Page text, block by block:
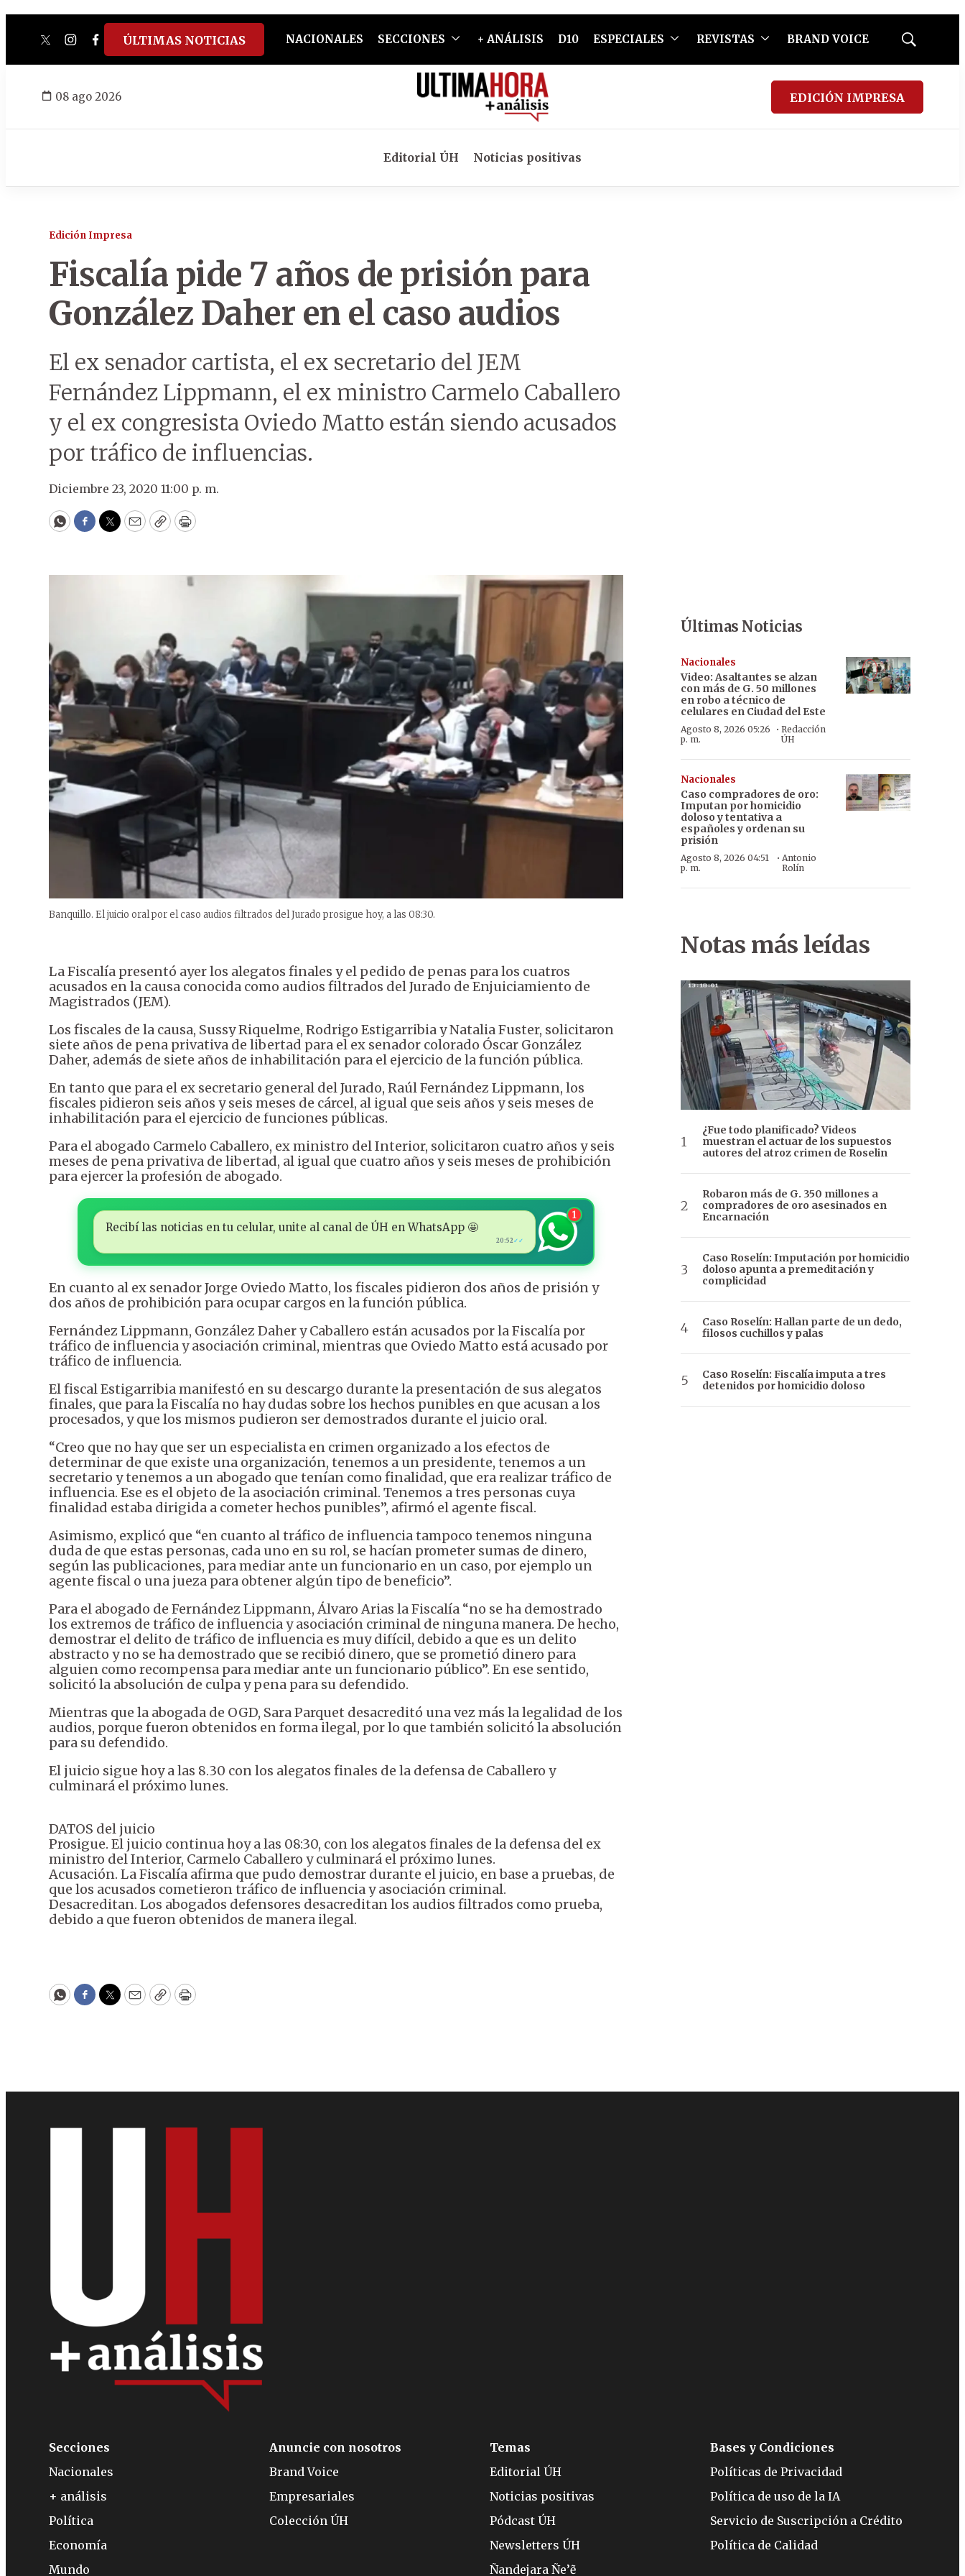
twitterinstagram
facebook
tiktokyoutube
spotify
ÚLTIMAS NOTICIAS NACIONALES SECCIONES + ANÁLISIS D10 ESPECIALES REVISTAS BRAND VOICE
Mostrar
08 ago 2026 EDICIÓN IMPRESA
Editorial ÚH Noticias positivas
Edición Impresa
Fiscalía pide 7 años de prisión para
González Daher en el caso audios
El ex senador cartista, el ex secretario del JEM
Fernández Lippmann, el ex ministro Carmelo Caballero
y el ex congresista Oviedo Matto están siendo acusados
por tráfico de influencias.
Diciembre 23, 2020 11:00 p. m.
WhatsApp
Facebook
Twitter
EmailCopyPrint
Banquillo. El juicio oral por el caso audios filtrados del Jurado prosigue hoy, a las 08:30.
La Fiscalía presentó ayer los alegatos finales y el pedido de penas para los cuatros
acusados en la causa conocida como audios filtrados del Jurado de Enjuiciamiento de
Magistrados (JEM).
Los fiscales de la causa, Sussy Riquelme, Rodrigo Estigarribia y Natalia Fuster, solicitaron
siete años de pena privativa de libertad para el ex senador colorado Óscar González
Daher, además de siete años de inhabilitación para el ejercicio de la función pública.
En tanto que para el ex secretario general del Jurado, Raúl Fernández Lippmann, los
fiscales pidieron seis años y seis meses de cárcel, al igual que seis años y seis meses de
inhabilitación para el ejercicio de funciones públicas.
Para el abogado Carmelo Caballero, ex ministro del Interior, solicitaron cuatro años y seis
meses de pena privativa de libertad, al igual que cuatro años y seis meses de prohibición
para ejercer la profesión de abogado.
Recibí las noticias en tu celular, unite al canal de ÚH en WhatsApp 🤩
20:52✓✓
1
En cuanto al ex senador Jorge Oviedo Matto, los fiscales pidieron dos años de prisión y
dos años de prohibición para ocupar cargos en la función pública.
Fernández Lippmann, González Daher y Caballero están acusados por la Fiscalía por
tráfico de influencia y asociación criminal, mientras que Oviedo Matto está acusado por
tráfico de influencia.
El fiscal Estigarribia manifestó en su descargo durante la presentación de sus alegatos
finales, que para la Fiscalía no hay dudas sobre los hechos punibles en que acusan a los
procesados, y que los mismos pudieron ser demostrados durante el juicio oral.
“Creo que no hay que ser un especialista en crimen organizado a los efectos de
determinar de que existe una organización, tenemos a un presidente, tenemos a un
secretario y tenemos a un abogado que tenían como finalidad, que era realizar tráfico de
influencia. Ese es el objeto de la asociación criminal. Tenemos a tres personas cuya
finalidad estaba dirigida a cometer hechos punibles”, afirmó el agente fiscal.
Asimismo, explicó que “en cuanto al tráfico de influencia tampoco tenemos ninguna
duda de que estas personas, cada uno en su rol, se hacían prometer sumas de dinero,
según las publicaciones, para mediar ante un funcionario en un caso, por ejemplo un
agente fiscal o una jueza para obtener algún tipo de beneficio”.
Para el abogado de Fernández Lippmann, Álvaro Arias la Fiscalía “no se ha demostrado
los extremos de tráfico de influencia y asociación criminal de ninguna manera. De hecho,
demostrar el delito de tráfico de influencia es muy difícil, debido a que es un delito
abstracto y no se ha demostrado que se recibió dinero, que se prometió dinero para
alguien como recompensa para mediar ante un funcionario público”. En ese sentido,
solicitó la absolución de culpa y pena para su defendido.
Mientras que la abogada de OGD, Sara Parquet desacreditó una vez más la legalidad de los
audios, porque fueron obtenidos en forma ilegal, por lo que también solicitó la absolución
para su defendido.
El juicio sigue hoy a las 8.30 con los alegatos finales de la defensa de Caballero y
culminará el próximo lunes.
DATOS del juicio
Prosigue. El juicio continua hoy a las 08:30, con los alegatos finales de la defensa del ex
ministro del Interior, Carmelo Caballero y culminará el próximo lunes.
Acusación. La Fiscalía afirma que pudo demostrar durante el juicio, en base a pruebas, de
que los acusados cometieron tráfico de influencia y asociación criminal.
Desacreditan. Los abogados defensores desacreditan los audios filtrados como prueba,
debido a que fueron obtenidos de manera ilegal.
WhatsApp
Facebook
Twitter
EmailCopyPrint
Últimas Noticias
Nacionales
Video: Asaltantes se alzan
con más de G. 50 millones
en robo a técnico de
celulares en Ciudad del Este
Agosto 8, 2026 05:26
p. m.
· Redacción
ÚH
Nacionales
Caso compradores de oro:
Imputan por homicidio
doloso y tentativa a
españoles y ordenan su
prisión
Agosto 8, 2026 04:51
p. m.
· Antonio
Rolín
Notas más leídas
¿Fue todo planificado? Videos
muestran el actuar de los supuestos
autores del atroz crimen de Roselin
Robaron más de G. 350 millones a
compradores de oro asesinados en
Encarnación
Caso Roselín: Imputación por homicidio
doloso apunta a premeditación y
complicidad
Caso Roselín: Hallan parte de un dedo,
filosos cuchillos y palas
Caso Roselín: Fiscalía imputa a tres
detenidos por homicidio doloso
Secciones
Nacionales
+ análisis
Política
Economía
Mundo
Anuncie con nosotros
Brand Voice
Empresariales
Colección ÚH
Temas
Editorial ÚH
Noticias positivas
Pódcast ÚH
Newsletters ÚH
Ñandejara Ñe’ẽ
Bases y Condiciones
Políticas de Privacidad
Política de uso de la IA
Servicio de Suscripción a Crédito
Política de Calidad